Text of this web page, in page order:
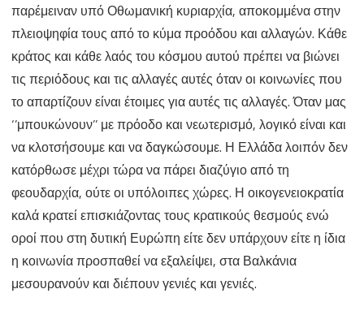
παρέμειναν υπό Οθωμανική κυριαρχία, αποκομμένα στην
πλειοψηφία τους από το κύμα προόδου και αλλαγών. Κάθε
κράτος και κάθε λαός του κόσμου αυτού πρέπει να βιώνει
τις περιόδους και τις αλλαγές αυτές όταν οι κοινωνίες που
το απαρτίζουν είναι έτοιμες για αυτές τις αλλαγές. Όταν μας
‘’μπουκώνουν’’ με πρόοδο και νεωτερισμό, λογικό είναι και
να κλοτσήσουμε και να δαγκώσουμε. Η Ελλάδα λοιπόν δεν
κατόρθωσε μέχρι τώρα να πάρει διαζύγιο από τη
φεουδαρχία, ούτε οι υπόλοιπες χώρες. Η οικογενειοκρατία
καλά κρατεί επισκιάζοντας τους κρατικούς θεσμούς ενώ
οροί που στη δυτική Ευρώπη είτε δεν υπάρχουν είτε η ίδια
η κοινωνία προσπαθεί να εξαλείψει, στα Βαλκάνια
μεσουρανούν και διέπουν γενιές και γενιές.